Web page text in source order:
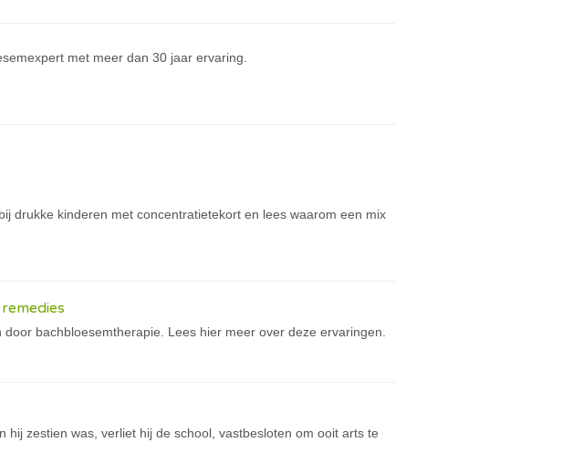
met meer dan 30 jaar ervaring.
drukke kinderen met concentratietekort en lees waarom een mix
bachbloesemtherapie. Lees hier meer over deze ervaringen.
zestien was, verliet hij de school, vastbesloten om ooit arts te